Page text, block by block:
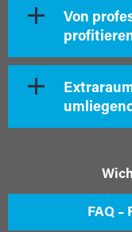
Von
FAQ –